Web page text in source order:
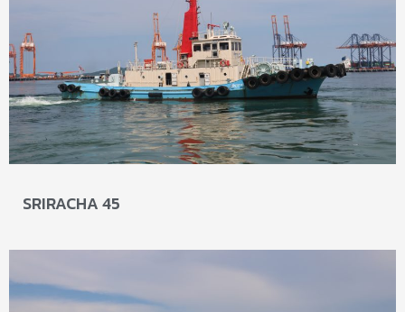
SRIRACHA 45